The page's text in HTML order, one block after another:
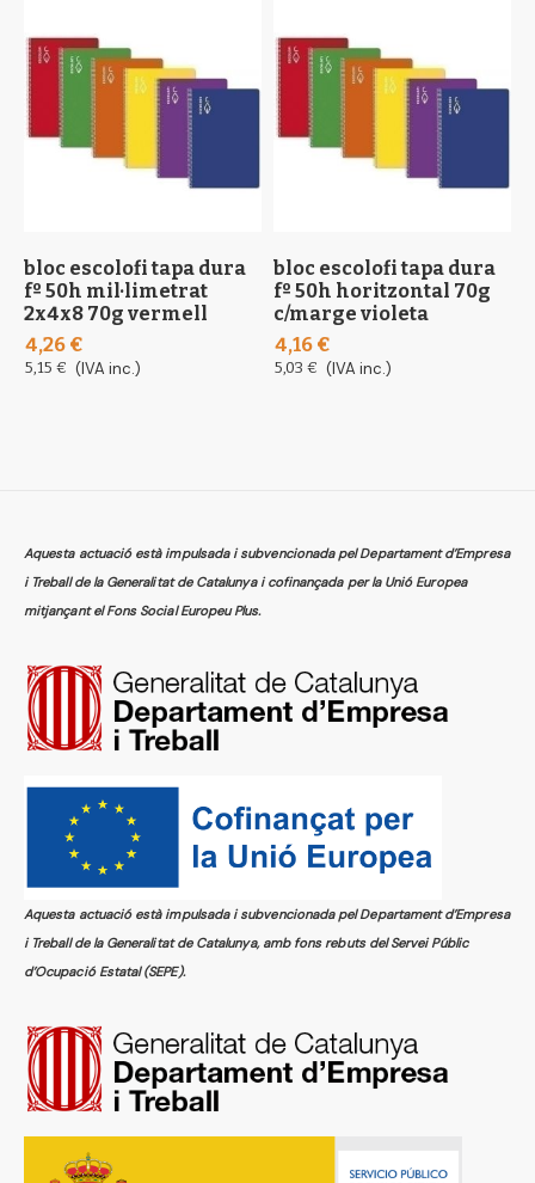
bloc escolofi tapa dura
fº 50h mil·limetrat
2x4x8 70g vermell
4,26 €
5,15 € (IVA inc.)
bloc escolofi tapa dura
fº 50h horitzontal 70g
c/marge violeta
4,16 €
5,03 € (IVA inc.)
Aquesta actuació està impulsada i subvencionada pel Departament d’Empresa
i Treball de la Generalitat de Catalunya i cofinançada per la Unió Europea
mitjançant el Fons Social Europeu Plus.
Aquesta actuació està impulsada i subvencionada pel Departament d’Empresa
i Treball de la Generalitat de Catalunya, amb fons rebuts del Servei Públic
d’Ocupació Estatal (SEPE).